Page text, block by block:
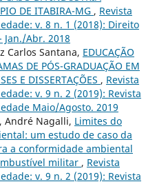
DE ITABIRA-MG , Revista
v. 8 n. 1 (2018): Direito
Abr. 2018
Carlos Santana, EDUCAÇÃO
DE PÓS-GRADUAÇÃO EM
E DISSERTAÇÕES , Revista
v. 9 n. 2 (2019): Revista
Maio/Agosto. 2019
André Nagalli, Limites do
um estudo de caso da
a conformidade ambiental
militar , Revista
v. 9 n. 2 (2019): Revista